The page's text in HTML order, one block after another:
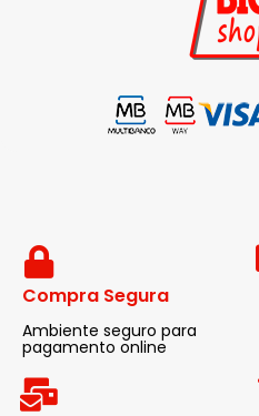
Compra Segura
Ambiente seguro para
pagamento online